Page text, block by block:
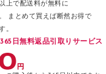
はさみ
上で配送料が無料に
まとめて買えば断然お得で
。
365日無料返品引取りサービス